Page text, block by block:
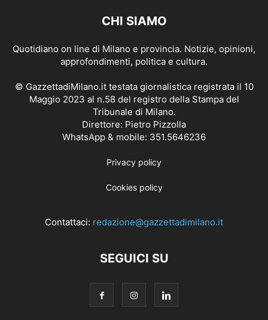
CHI SIAMO
Quotidiano on line di Milano e provincia. Notizie, opinioni,
approfondimenti, politica e cultura.
© GazzettadiMilano.it testata giornalistica registrata il 10
Maggio 2023 al n.58 del registro della Stampa del
Tribunale di Milano.
Direttore: Pietro Pizzolla
WhatsApp & mobile: 351.5646236
Privacy policy
Cookies policy
Contattaci: redazione@gazzettadimilano.it
SEGUICI SU